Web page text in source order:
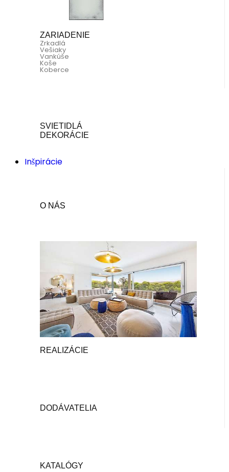
ZARIADENIE
Zrkadlá
Vešiaky
Vankúše
Koše
Koberce
SVIETIDLÁ
DEKORÁCIE
Inšpirácie
O NÁS
REALIZÁCIE
DODÁVATELIA
KATALÓGY